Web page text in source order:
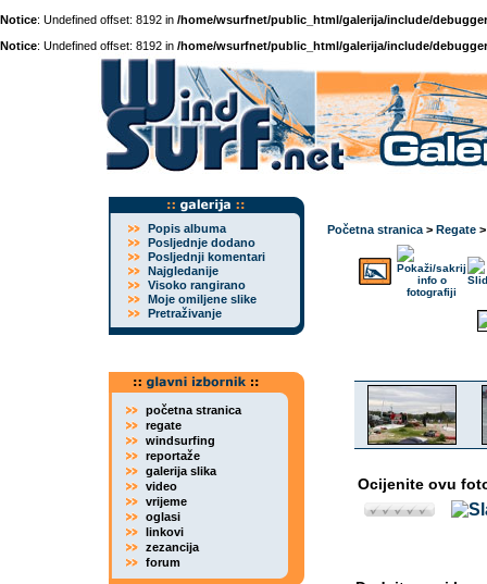
Notice: Undefined offset: 8192 in /home/wsurfnet/public_html/galerija/include/
Notice: Undefined offset: 8192 in /home/wsurfnet/public_html/galerija/include/
Popis albuma
Posljednje dodano
Posljednji komentari
Najgledanije
Visoko rangirano
Moje omiljene slike
Pretraživanje
početna stranica
regate
windsurfing
reportaže
galerija slika
video
vrijeme
oglasi
linkovi
zezancija
forum
Početna stranica > Regate
Ocijenite ovu